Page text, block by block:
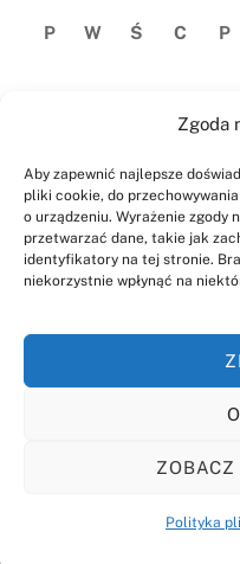
Zgoda
Aby zapewnić najlepsze
pliki cookie, do
o urządzeniu. Wyrażenie zgody
przetwarzać dane, takie jak
identyfikatory na tej stronie.
niekorzystnie wpłynąć na
ZOBACZ
Polityka
P W Ś C P
6
17 18 19 20 21
24 25 26 27 28
31